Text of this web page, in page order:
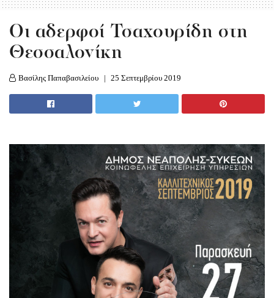
Οι αδερφοί Τσαχουρίδη στη
Θεσσαλονίκη
Βασίλης Παπαβασιλείου 25 Σεπτεμβρίου 2019